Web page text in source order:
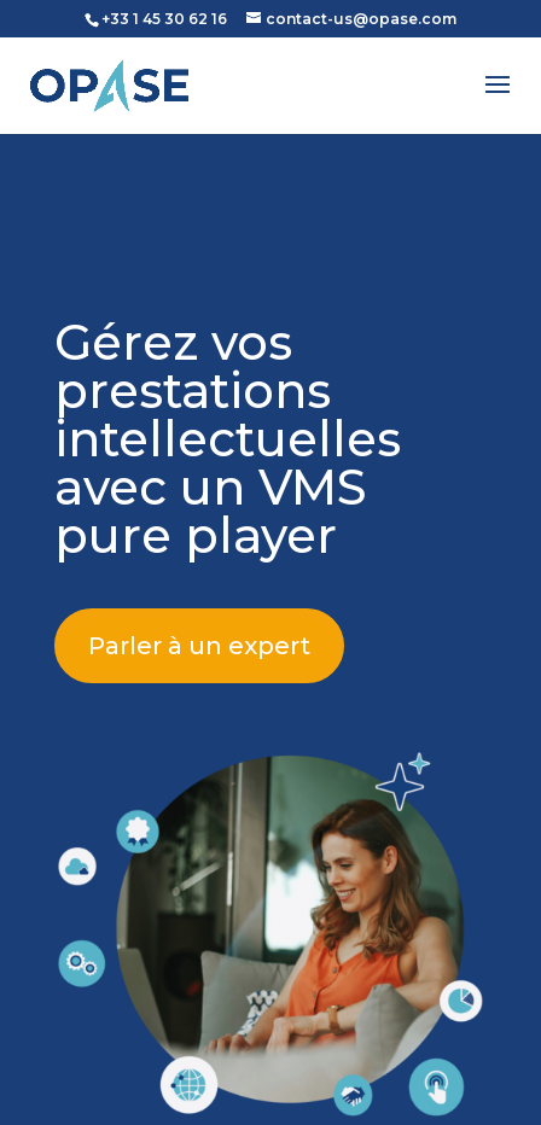
+33 1 45 30 62 16 contact-us@opase.com
Gérez vos
prestations
intellectuelles
avec un VMS
pure player
Parler à un expert